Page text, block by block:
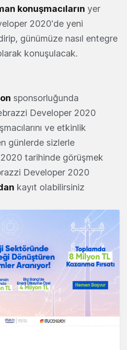
konuşmacıların yer
2020'de yeni
günümüze nasıl entegre
konuşulacak.
sponsorluğunda
Developer 2020
ve etkinlik
günlerde sizlerle
tarihinde görüşmek
Developer 2020
kayıt olabilirsiniz